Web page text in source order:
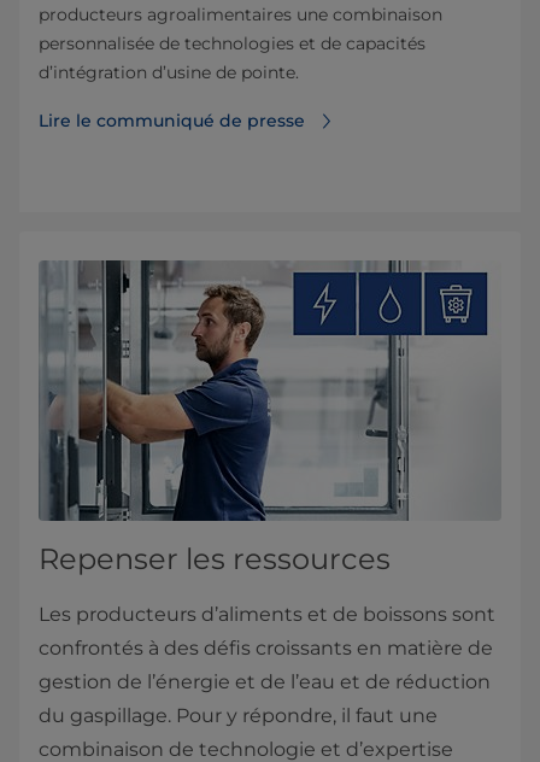
producteurs agroalimentaires une combinaison
personnalisée de technologies et de capacités
d’intégration d’usine de pointe.
Lire le communiqué de presse
Repenser les ressources
Les producteurs d’aliments et de boissons sont
confrontés à des défis croissants en matière de
gestion de l’énergie et de l’eau et de réduction
du gaspillage. Pour y répondre, il faut une
combinaison de technologie et d’expertise